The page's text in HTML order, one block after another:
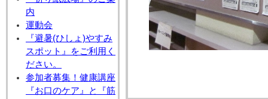
内
運動会
『避暑(ひしょ)やすみ
スポット』をご利用く
ださい。
参加者募集！健康講座
『お口のケア』と『筋